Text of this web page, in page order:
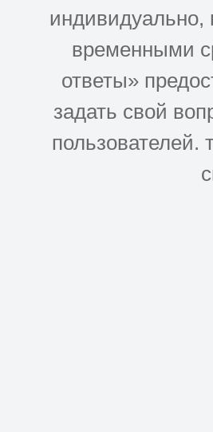
индивидуально,
временными
ответы»
задать свой
пользователей.